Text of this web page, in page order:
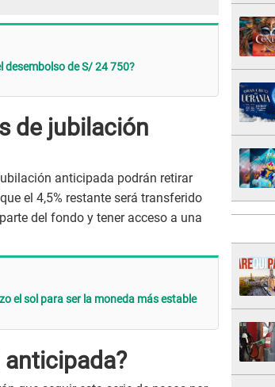
desembolso de S/ 24 750?
de jubilación
anticipada podrán retirar
el 4,5% restante será transferido
del fondo y tener acceso a una
el sol para ser la moneda más estable